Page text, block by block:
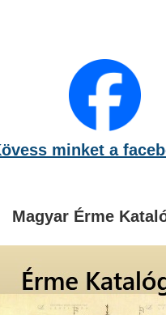
minket a
Magyar Érme